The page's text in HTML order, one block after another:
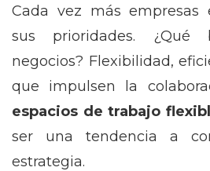
Cada vez más empresas
sus prioridades. ¿Qué
negocios? Flexibilidad,
que impulsen la
espacios de trabajo
ser una tendencia a
estrategia.